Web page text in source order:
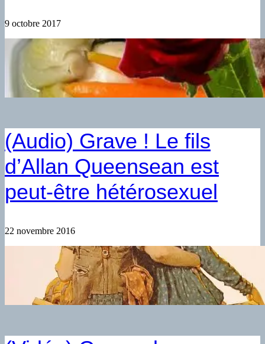
9 octobre 2017
(Audio) Grave ! Le fils
d’Allan Queensean est
peut-être hétérosexuel
22 novembre 2016